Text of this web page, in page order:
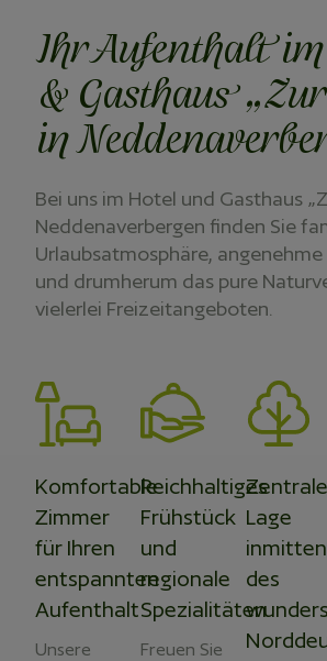
Ihr Aufenthalt
& Gasthaus
in
Bei uns im Hotel und Gasthaus
Neddenaverbergen finden Sie
Urlaubsatmosphäre,
und drumherum das pure
vielerlei Freizeitangeboten.
Komfortable
Zimmer
für Ihren
entspannten
Aufenthalt
Unsere
Reichhaltiges
Frühstück
und
regionale
Spezialitäten
Freuen Sie
Zentrale
Lage
inmitten
des